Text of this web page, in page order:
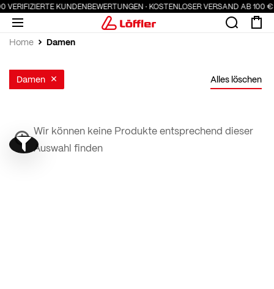
KUNDENBEWERTUNGEN · KOSTENLOSER VERSAND AB 100 €
Home Damen
Wir können keine Produkte entsprechend dieser
Auswahl finden
Show filter
Damen Alles löschen